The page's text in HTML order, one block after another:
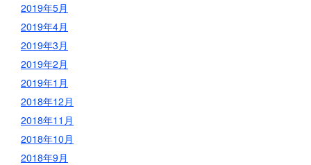
2019年5月
2019年4月
2019年3月
2019年2月
2019年1月
2018年12月
2018年11月
2018年10月
2018年9月